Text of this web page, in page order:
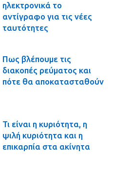
ηλεκτρονικά το
αντίγραφο για τις νέες
ταυτότητες
Πως βλέπουμε τις
διακοπές ρεύματος και
πότε θα αποκατασταθούν
Τι είναι η κυριότητα, η
ψιλή κυριότητα και η
επικαρπία στα ακίνητα